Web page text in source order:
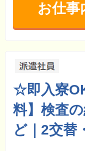
お仕事
☆即入寮
料】検査
ど｜2交替